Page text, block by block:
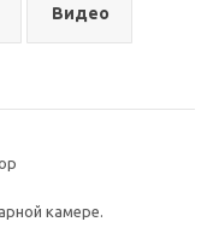
Видео
камере.